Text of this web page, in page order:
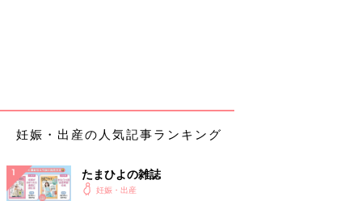
妊娠・出産の人気記事ランキング
たまひよの雑誌
妊娠・出産